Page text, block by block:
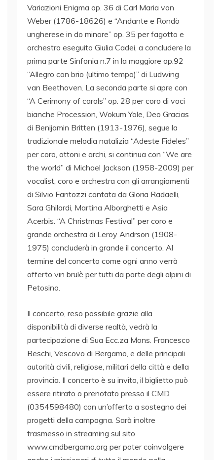
Variazioni Enigma op. 36 di Carl Maria von
Weber (1786-18626) e “Andante e Rondò
ungherese in do minore” op. 35 per fagotto e
orchestra eseguito Giulia Cadei, a concludere la
prima parte Sinfonia n.7 in la maggiore op.92
“Allegro con brio (ultimo tempo)” di Ludwing
van Beethoven. La seconda parte si apre con
“A Cerimony of carols” op. 28 per coro di voci
bianche Procession, Wokum Yole, Deo Gracias
di Benijamin Britten (1913-1976), segue la
tradizionale melodia natalizia “Adeste Fideles”
per coro, ottoni e archi, si continua con “We are
the world” di Michael Jackson (1958-2009) per
vocalist, coro e orchestra con gli arrangiamenti
di Silvio Fantozzi cantata da Gloria Radaelli,
Sara Ghilardi, Martina Alborghetti e Asia
Acerbis. “A Christmas Festival” per coro e
grande orchestra di Leroy Andrson (1908-
1975) concluderà in grande il concerto. Al
termine del concerto come ogni anno verrà
offerto vin brulè per tutti da parte degli alpini di
Petosino.
Il concerto, reso possibile grazie alla
disponibilità di diverse realtà, vedrà la
partecipazione di Sua Ecc.za Mons. Francesco
Beschi, Vescovo di Bergamo, e delle principali
autorità civili, religiose, militari della città e della
provincia. Il concerto è su invito, il biglietto può
essere ritirato o prenotato presso il CMD
(0354598480) con un’offerta a sostegno dei
progetti della campagna. Sarà inoltre
trasmesso in streaming sul sito
www.cmdbergamo.org per poter coinvolgere